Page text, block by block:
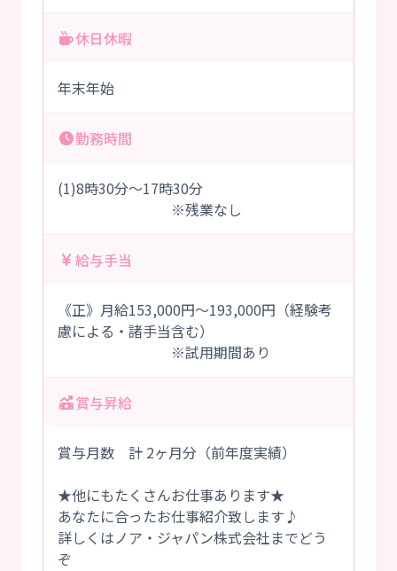
休日休暇
年末年始
勤務時間
(1)8時30分～17時30分
※残業なし
給与手当
《正》月給153,000円～193,000円（経験考
慮による・諸手当含む）
※試用期間あり
賞与昇給
賞与月数 計 2ヶ月分（前年度実績）
★他にもたくさんお仕事あります★
あなたに合ったお仕事紹介致します♪
詳しくはノア・ジャパン株式会社までどう
ぞ